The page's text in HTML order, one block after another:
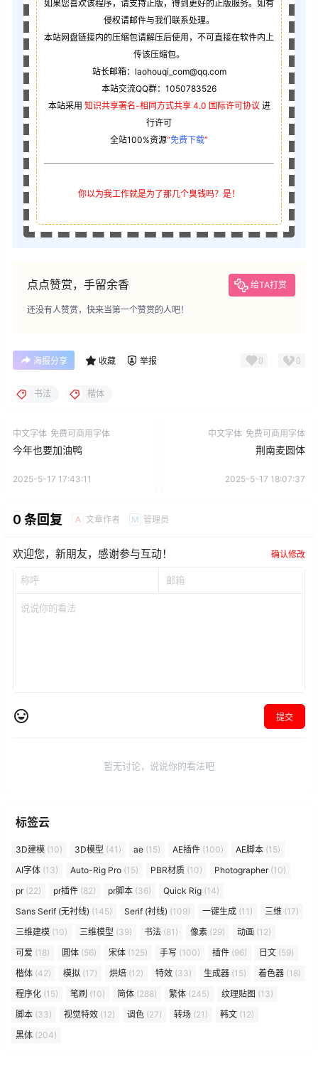
如果您喜欢该程序，请支持正版，得到更好的正版服务。如有
侵权请邮件与我们联系处理。
本站网盘链接内的压缩包请解压后使用，不可直接在软件内上
传该压缩包。
站长邮箱：laohouqi_com@qq.com
本站交流QQ群：1050783526
本站采用 知识共享署名-相同方式共享 4.0 国际许可协议 进
行许可
全站100%资源“免费下载”
你以为我工作就是为了那几个臭钱吗？是！
点点赞赏，手留余香 给TA打赏
还没有人赞赏，快来当第一个赞赏的人吧！
海报分享 收藏 举报 0 0
书法 楷体
中文字体 免费可商用字体
今年也要加油鸭
2025-5-17 17:43:11
中文字体 免费可商用字体
荆南麦圆体
2025-5-17 18:07:37
0 条回复 A 文章作者 M 管理员
欢迎您，新朋友，感谢参与互动！ 确认修改
提交
暂无讨论，说说你的看法吧
标签云
3D建模 (10) 3D模型 (41) ae (15) AE插件 (100) AE脚本 (15)
AI字体 (13) Auto-Rig Pro (15) PBR材质 (10) Photographer(10)
pr(22) pr插件 (82) pr脚本 (36) Quick Rig (14)
Sans Serif (无衬线) (145) Serif (衬线) (109) 一键生成 (11) 三维 (17)
三维建模 (10) 三维模型 (39) 书法 (81) 像素 (29) 动画 (12)
可爱 (18) 圆体 (56) 宋体 (125) 手写 (100) 插件 (96) 日文 (59)
楷体 (42) 模拟 (17) 烘焙 (12) 特效 (33) 生成器 (15) 着色器 (18)
程序化 (15) 笔刷 (10) 简体 (288) 繁体 (245) 纹理贴图 (13)
脚本 (33) 视觉特效 (12) 调色 (27) 转场 (21) 韩文 (12)
黑体 (204)